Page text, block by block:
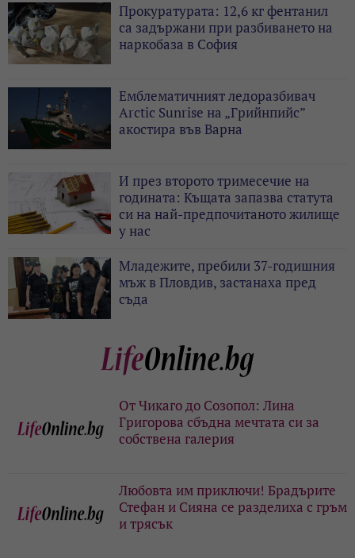
Прокуратурата: 12,6 кг фентанил
са задържани при разбиването на
наркобаза в София
Емблематичният ледоразбивач
Arctic Sunrise на „Грийнпийс”
акостира във Варна
И през второто тримесечие на
годината: Къщата запазва статута
си на най-предпочитаното жилище
у нас
Младежите, пребили 37-годишния
мъж в Пловдив, застанаха пред
съда
От Чикаго до Созопол: Лина
Григорова сбъдна мечтата си за
собствена галерия
Любовта им приключи! Брадърите
Стефан и Сияна се разделиха с гръм
и трясък